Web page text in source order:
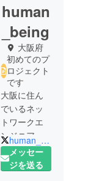
human
_being
大阪府
初めてのプ
ロジェクト
です
大阪に住ん
でいるネッ
トワークエ
ンジニアで
す。ボード
ゲームが好
human_being1234
メッセー
ジを送る